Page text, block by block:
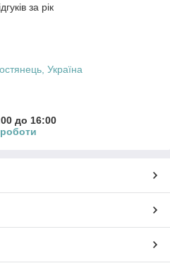
за рік
Україна
до 16:00